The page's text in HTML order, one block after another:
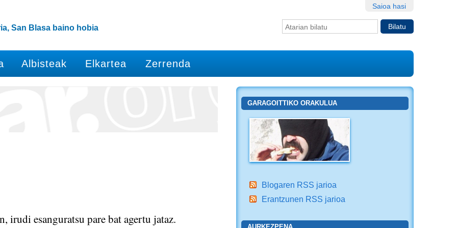
Saioa hasi
Bilatu atarian
San Blasa baino hobia
Albisteak Elkartea Zerrenda
irudi esanguratsu pare bat agertu jataz.
GARAGOITTIKO ORAKULUA
Blogaren RSS jarioa
Erantzunen RSS jarioa